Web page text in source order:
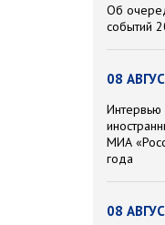
Об
событий
08
Интервью
МИА
года
08